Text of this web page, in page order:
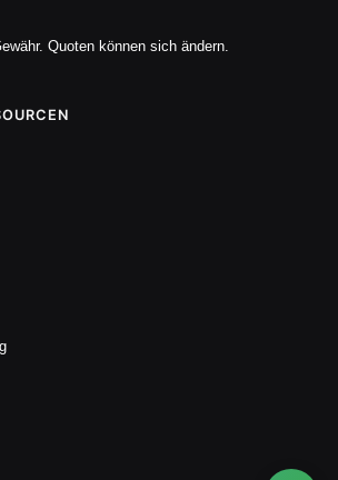
Quoten können sich ändern.